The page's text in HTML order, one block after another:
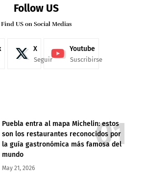
Follow US
Find US on Social Medias
X
Seguir
Youtube
Suscribirse
Puebla entra al mapa Michelin: estos
son los restaurantes reconocidos por
la guía gastronómica más famosa del
mundo
May 21, 2026